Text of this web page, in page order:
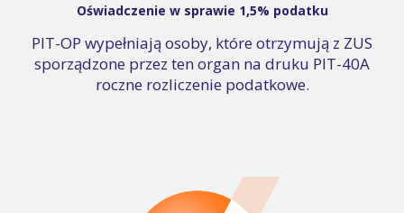
Oświadczenie w sprawie 1,5% podatku
PIT-OP wypełniają osoby, które otrzymują z ZUS
sporządzone przez ten organ na druku PIT-40A
roczne rozliczenie podatkowe.